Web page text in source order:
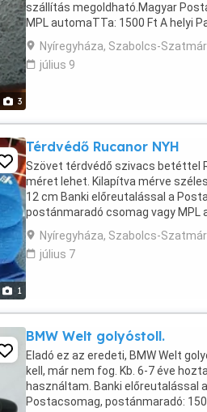
3
szállítás megoldható.Magyar
MPL automaTTa: 1500 Ft A helyi
Viber, Whatsapp rendelkezésre
Nyíregyháza, Szabolcs-
július 9
1
Térdvédő Rucanor NYH
Szövet térdvédő szivacs betéttel
méret lehet. Kilapítva mérve
12 cm Banki előreutalással a
postánmaradó csomag vagy MPL
és a Póstán is leinformálható
Nyíregyháza, Szabolcs-
július 7
BMW Welt golyóstoll.
Eladó ez az eredeti, BMW Welt
kell, már nem fog. Kb. 6-7 éve
használtam. Banki előreutalással
Postacsomag, postánmaradó: